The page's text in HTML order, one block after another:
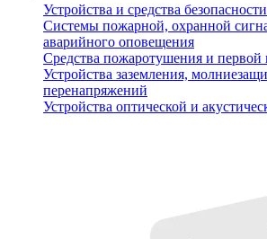
Устройства и средства безопасности
Системы пожарной, охранной
аварийного оповещения
Средства пожаротушения и
Устройства заземления,
перенапряжений
Устройства оптической и